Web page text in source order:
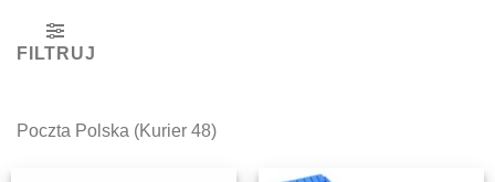
FILTRUJ
Poczta Polska (Kurier 48)